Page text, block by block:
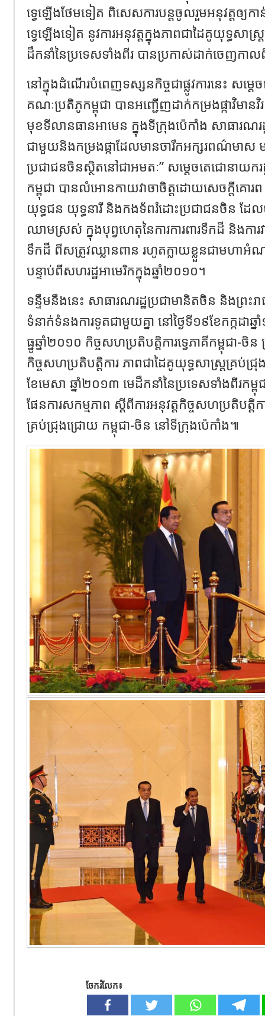
ទ្វេឡើង​ថែម​ទៀត ពិសេសការបន្តចូលរួមអនុវត្តឲ្យ
ទ្វេ​ឡើងទៀត នូវការអនុវត្តក្នុងភាពជាដៃគូ​យុទ្ធ​សា
ដឹកនាំនៃប្រទេសទាំងពីរ បាន​ប្រកាស់​ដាក់ចេញកាល
នៅក្នុង​ដំណើរបំពេញទស្សនកិច្ចជាផ្លូវការនេះ សម្តេ
គណៈប្រតិភូកម្ពុជា បានអញ្ជើញដាក់កម្រងផ្កាវិមាន
មុខទីលានធានអាមេន ក្នុងទីក្រុងប៉េកាំង សាធារណរ
ជាមួយនិងកម្រងផ្កាដែលមានចារឹកអក្សរពណ៌​មាស
ប្រជាជនចិន​ស្ថិតនៅ​ជាអមតៈ” សម្តេចតេជោនាយក
កម្ពុជា បានលំអោនកាយវា​ចាចិត្ត​ដោយសេចក្តីគោរព
យុទ្ធជន យុទ្ធនារី និង​កងទ័ពរំដោះប្រជាជនចិន ដែ
ឈាមស្រស់ ក្នុងបុព្វហេតុនៃការការពារទឹកដី និង​កា
ទឹកដី ពីសត្រូវឈ្លាន​ពាន រហូតក្លាយខ្លួនជាមហាអំ
បន្ទាប់ពី​សហរដ្ឋអាមេរិកក្នុងឆ្នាំ២០១០។
ទន្ទឹមនឹងនេះ សាធារណរដ្ឋ​ប្រជា​មា​និតចិន និងព្រះរ
ទំនាក់ទំនងការ​ទូតជាមួយគ្នា នៅថ្ងៃទី១៩ខែកក្កដា​
ធ្នូឆ្នាំ២០១០ កិច្ចសហប្រតិបត្តិការ​ទ្វេភាគី​កម្ពុជា-ចិន
កិច្ចសហប្រតិបត្តិការ ភាព​ជាដៃគូយុទ្ធសាស្រ្តគ្រប់
ខែ​មេ​សា ឆ្នាំ២០១៣ មេដឹកនាំនៃប្រទេសទាំងពីរកម្
ផែនការសកម្មភាព ស្តីពីការអនុវត្តកិច្ច​សហប្រតិបត្តិក
គ្រប់ជ្រុង​ជ្រោយ កម្ពុជា-ចិន នៅទីក្រុងប៉េកាំង៕
ចែករំលែក៖